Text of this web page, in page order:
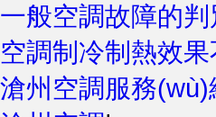
一般空調故障的
空調制冷制熱效
滄州空調服務